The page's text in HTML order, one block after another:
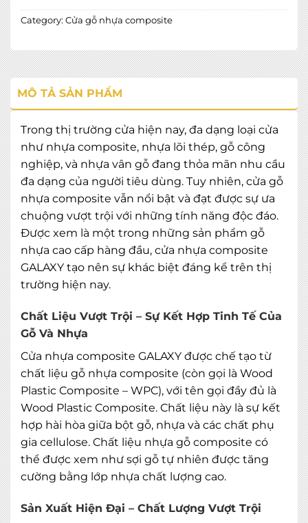
Category: Cửa gỗ nhựa composite
MÔ TẢ SẢN PHẨM
Trong thị trường cửa hiện nay, đa dạng loại cửa
như nhựa composite, nhựa lõi thép, gỗ công
nghiệp, và nhựa vân gỗ đang thỏa mãn nhu cầu
đa dạng của người tiêu dùng. Tuy nhiên, cửa gỗ
nhựa composite vẫn nổi bật và đạt được sự ưa
chuộng vượt trội với những tính năng độc đáo.
Được xem là một trong những sản phẩm gỗ
nhựa cao cấp hàng đầu, cửa nhựa composite
GALAXY tạo nên sự khác biệt đáng kể trên thị
trường hiện nay.
Chất Liệu Vượt Trội – Sự Kết Hợp Tinh Tế Của
Gỗ Và Nhựa
Cửa nhựa composite GALAXY được chế tạo từ
chất liệu gỗ nhựa composite (còn gọi là Wood
Plastic Composite – WPC), với tên gọi đầy đủ là
Wood Plastic Composite. Chất liệu này là sự kết
hợp hài hòa giữa bột gỗ, nhựa và các chất phụ
gia cellulose. Chất liệu nhựa gỗ composite có
thể được xem như sợi gỗ tự nhiên được tăng
cường bằng lớp nhựa chất lượng cao.
Sản Xuất Hiện Đại – Chất Lượng Vượt Trội